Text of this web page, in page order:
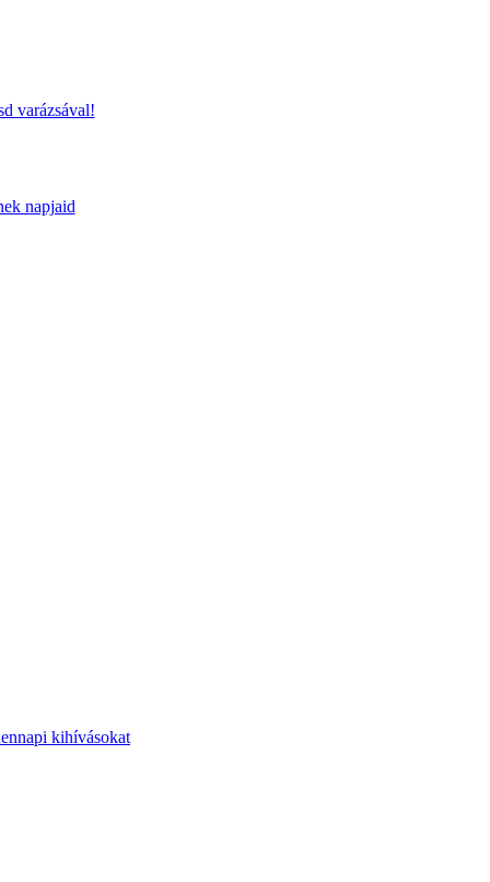
varázsával!
napjaid
kihívásokat